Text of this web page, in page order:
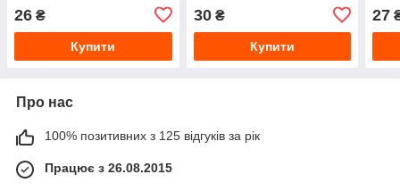
26 ₴
Купити
30₴
Купити
27
Про нас
100% позитивних з 125 відгуків за рік
Працює з 26.08.2015